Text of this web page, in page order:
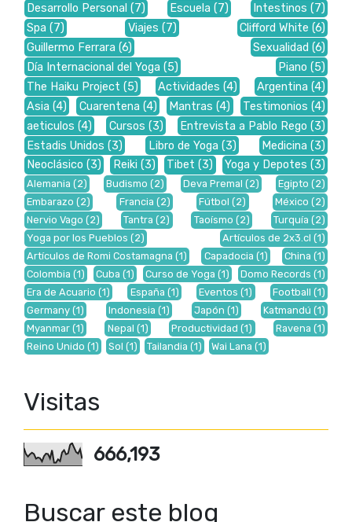
Desarrollo Personal (7) Escuela (7) Intestinos (7)
Spa (7) Viajes (7) Clifford White (6)
Guillermo Ferrara (6) Sexualidad (6)
Día Internacional del Yoga (5) Piano (5)
The Haiku Project (5) Actividades (4) Argentina (4)
Asia (4) Cuarentena (4) Mantras (4) Testimonios (4)
aeticulos (4) Cursos (3) Entrevista a Pablo Rego (3)
Estadis Unidos (3) Libro de Yoga (3) Medicina (3)
Neoclásico (3) Reiki (3) Tibet (3) Yoga y Depotes (3)
Alemania (2) Budismo (2) Deva Premal (2) Egipto (2)
Embarazo (2) Francia (2) Fútbol (2) México (2)
Nervio Vago (2) Tantra (2) Taoísmo (2) Turquía (2)
Yoga por los Pueblos (2) Artículos de 2x3.cl (1)
Artículos de Romi Costamagna (1) Capadocia (1) China (1)
Colombia (1) Cuba (1) Curso de Yoga (1) Domo Records (1)
Era de Acuario (1) España (1) Eventos (1) Football (1)
Germany (1) Indonesia (1) Japón (1) Katmandú (1)
Myanmar (1) Nepal (1) Productividad (1) Ravena (1)
Reino Unido (1) Sol (1) Tailandia (1) Wai Lana (1)
Visitas
666,193
Buscar este blog